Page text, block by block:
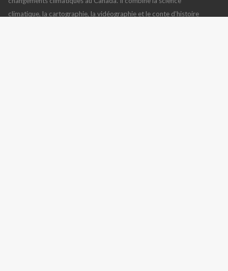
climatique, la cartographie, la vidéographie et le conte d’histoire